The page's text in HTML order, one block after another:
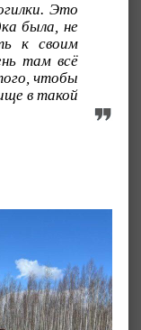
Это
была, не
к своим
там всё
чтобы
в такой